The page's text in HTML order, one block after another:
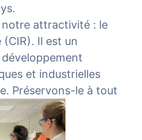
attractivité : le
Il est un
et industrielles
Préservons-le à tout